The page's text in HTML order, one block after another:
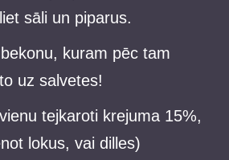
sāli un piparus.
kuram pēc tam
uz salvetes!
tejkaroti krejuma 15%,
lokus, vai dilles)